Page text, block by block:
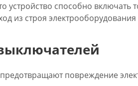
устройство способно
из строя
повреждение